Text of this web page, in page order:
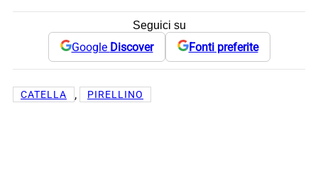
Seguici su
Google Discover Fonti preferite
CATELLA , PIRELLINO